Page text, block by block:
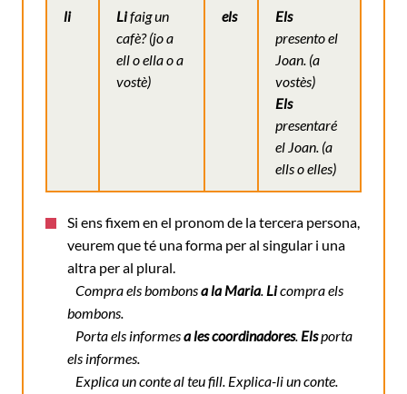
li Lifaig un
cafè?(jo a
ell o ella o a
vostè)
els
Els
presento el
Joan. (a
vostès)
Els
presentaré
el Joan. (a
ells o elles)
Si ens fixem en el pronom de la tercera persona,
veurem que té una forma per al singular i una
altra per al plural.
Compra els bombonsa la Maria. Licompra els
bombons.
Porta els informesa les coordinadores. Elsporta
els informes.
Explica un conte al teu fill. Explica-li un conte.